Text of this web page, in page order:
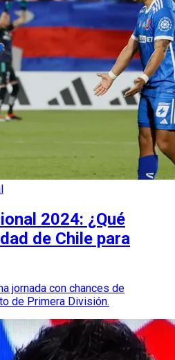
2024: ¿Qué
de Chile para
jornada con chances de
de Primera División.